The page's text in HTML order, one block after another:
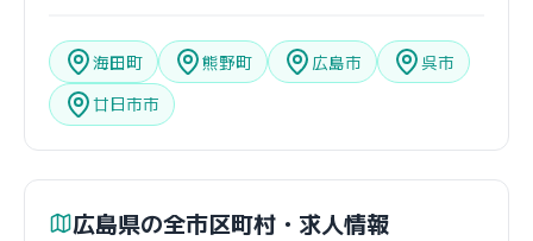
海田町 熊野町 広島市
呉市
廿日市市
広島県の全市区町村・求人情報